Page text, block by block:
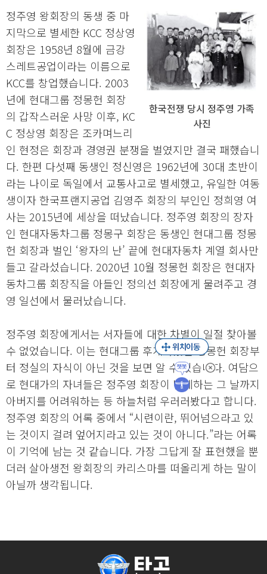
한국전쟁 당시 정주영 가족
사진
정주영 왕회장의 동생 중 마
지막으로 별세한 KCC 정상영
회장은 1958년 8월에 금강
스레트공업이라는 이름으로
KCC를 창업했습니다. 2003
년에 현대그룹 정몽헌 회장
의 갑작스러운 사망 이후, KC
C 정상영 회장은 조카며느리
인 현정은 회장과 경영권 분쟁을 벌였지만 결국 패했습니
다. 한편 다섯째 동생인 정신영은 1962년에 30대 초반이
라는 나이로 독일에서 교통사고로 별세했고, 유일한 여동
생이자 한국프랜지공업 김영주 회장의 부인인 정희영 여
사는 2015년에 세상을 떠났습니다. 정주영 회장의 장자
인 현대자동차그룹 정몽구 회장은 동생인 현대그룹 정몽
헌 회장과 벌인 ‘왕자의 난’ 끝에 현대자동차 계열 회사만
들고 갈라섰습니다. 2020년 10월 정몽헌 회장은 현대자
동차그룹 회장직을 아들인 정의선 회장에게 물려주고 경
영 일선에서 물러났습니다.
정주영 회장에게서는 서자들에 대한 차별이 일절 찾아볼
수 없었습니다. 이는 현대그룹 후계자였던 정몽헌 회장부
터 정실의 자식이 아닌 것을 보면 알 수 있습니다. 여담으
로 현대가의 자녀들은 정주영 회장이 별세하는 그 날까지
아버지를 어려워하는 등 하늘처럼 우러러봤다고 합니다.
정주영 회장의 어록 중에서 “시련이란, 뛰어넘으라고 있
는 것이지 걸려 엎어지라고 있는 것이 아니다.”라는 어록
이 기억에 남는 것 같습니다. 가장 그답게 잘 표현했을 뿐
더러 살아생전 왕회장의 카리스마를 떠올리게 하는 말이
아닐까 생각됩니다.